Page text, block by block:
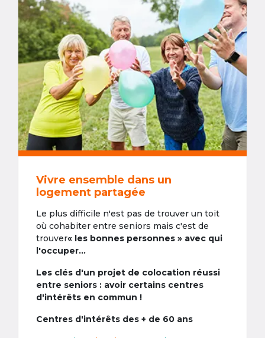
Vivre ensemble dans un
logement partagée
Le plus difficile n'est pas de trouver un toit
où cohabiter entre seniors mais c'est de
trouver« les bonnes personnes » avec qui
l'occuper...
Les clés d'un projet de colocation réussi
entre seniors : avoir certains centres
d'intérêts en commun !
Centres d'intérêts des + de 60 ans